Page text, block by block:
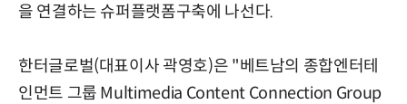
을 연결하는 슈퍼플랫폼구축에 나선다.
한터글로벌(대표이사 곽영호)은 "베트남의 종합엔터테
인먼트 그룹 Multimedia Content Connection Group